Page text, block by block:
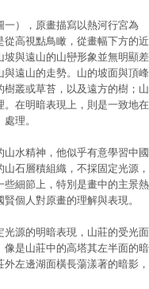
），原畫描寫以熱河行宮為
高視點鳥瞰，從畫幅下方的近
與遠山的山巒形象並無明顯差
遠山的走勢。山的坡面與頂峰
叢或草苔，以及遠方的樹；山
在明暗表現上，則是一致地在
理。
水精神，他似乎有意學習中國
石層積組織，不採固定光源，
細節上，特別是畫中的主景熱
個人對原畫的理解與表現。
源的明暗表現，山莊的受光面
是山莊中的高塔其左半面的暗
左邊湖面橫長蕩漾著的暗影，